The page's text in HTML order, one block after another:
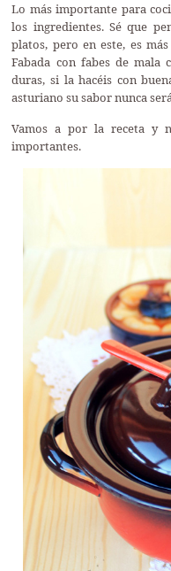
Lo más importante para
los ingredientes. Sé que
platos, pero en este, es
Fabada con fabes de mala
duras, si la hacéis con
asturiano su sabor nunca
Vamos a por la receta y
importantes.